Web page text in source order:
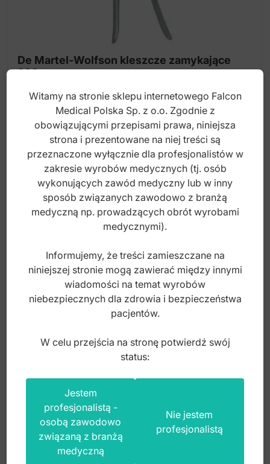
De Martel-Wolfson kleszcze zamykające
260mm
Index: 31-193-26
368,00 zł
Klem/Zacisk jelitowe Johnson (billroth)
zagięte 230mm zestaw
Index: 31-189-23
Witamy na stronie sklepu internetowego Falcon
Medical Polska Sp. z o.o. Zgodnie z
obowiązującymi przepisami prawa, niniejsza
strona i prezentowane na niej treści są
przeznaczone wyłącznie dla profesjonalistów w
zakresie wyrobów medycznych (tj. osób
wykonujących zawód medyczny lub w inny
sposób związanych zawodowo z branżą
medyczną np. prowadzących obrót wyrobami
medycznymi).
Informujemy, że treści zamieszczane na
niniejszej stronie mogą zawierać między innymi
wiadomości na temat wyrobów
niebezpiecznych dla zdrowia i bezpieczeństwa
pacjentów.
W celu przejścia na stronę potwierdź swój
status:
Jestem
profesjonalistą -
osobą zawodowo
związaną z branżą
medyczną
Nie jestem
profesjonalistą